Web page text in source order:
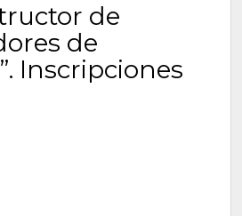
de
de
Inscripciones